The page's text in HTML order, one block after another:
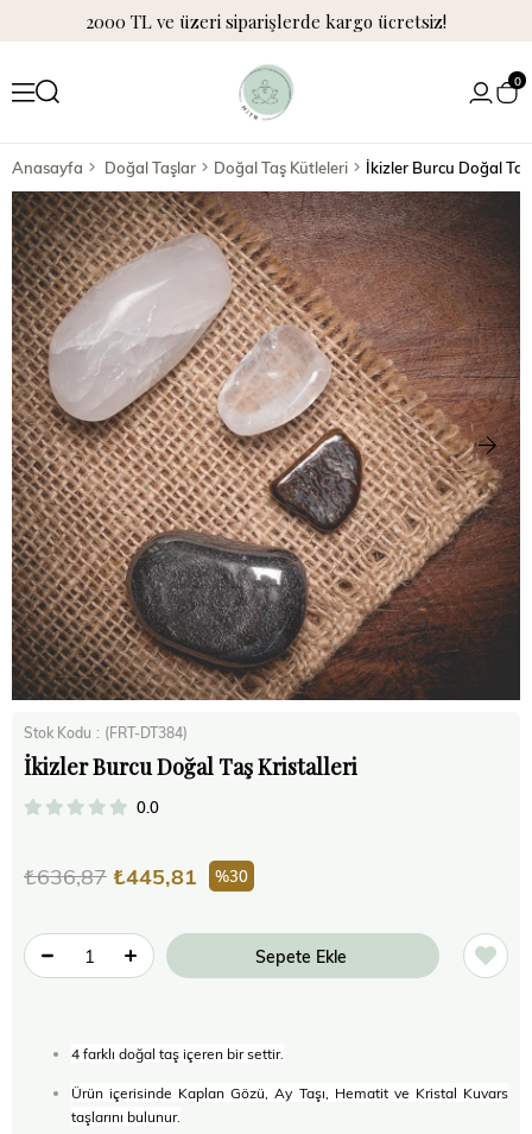
2000 TL ve üzeri siparişlerde kargo ücretsiz!
0
Anasayfa Doğal Taşlar Doğal Taş Kütleleri İkizler Burcu Doğal
Stok Kodu (FRT-DT384)
İkizler Burcu Doğal Taş Kristalleri
0.0
₺636,87 ₺445,81 30
4 farklı doğal taş içeren bir settir.
Ürün içerisinde Kaplan Gözü, Ay Taşı, Hematit ve Kristal Kuvars
taşlarını bulunur.